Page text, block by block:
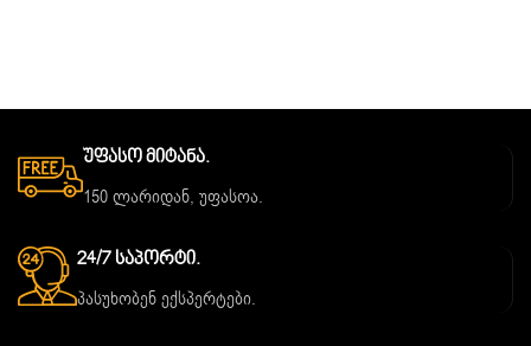
Უფასო Მიტანა.
150 ლარიდან, უფასოა.
24/7 Საპორტი.
პასუხობენ ექსპერტები.